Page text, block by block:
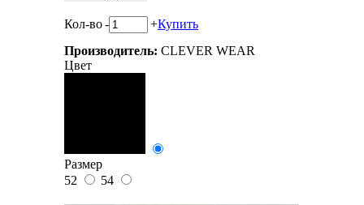
Кол-во- +Купить
Производитель: CLEVER WEAR
Цвет
Размер
52
54